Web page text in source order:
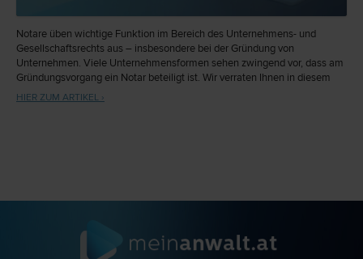
Notare üben wichtige Funktion im Bereich des Unternehmens- und
Gesellschaftsrechts aus – insbesondere bei der Gründung von
Unternehmen. Viele Unternehmensformen sehen zwingend vor, dass am
Gründungsvorgang ein Notar beteiligt ist. Wir verraten Ihnen in diesem
Beitrag, wie ein Notar Sie bei der Unternehmensgründung unterstützten
kann bzw. muss.
HIER ZUM ARTIKEL ›